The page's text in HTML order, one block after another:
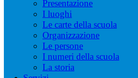
Presentazione
I luoghi
Le carte della scuola
Organizzazione
Le persone
I numeri della scuola
La storia